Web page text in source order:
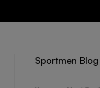
Sportmen Blog